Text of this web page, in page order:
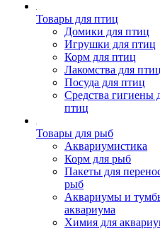
Товары для птиц
Домики для птиц
Игрушки для птиц
Корм для птиц
Лакомства для птиц
Посуда для птиц
Средства гигиены
птиц
Товары для рыб
Аквариумистика
Корм для рыб
Пакеты для
рыб
Аквариумы и
аквариума
Химия для